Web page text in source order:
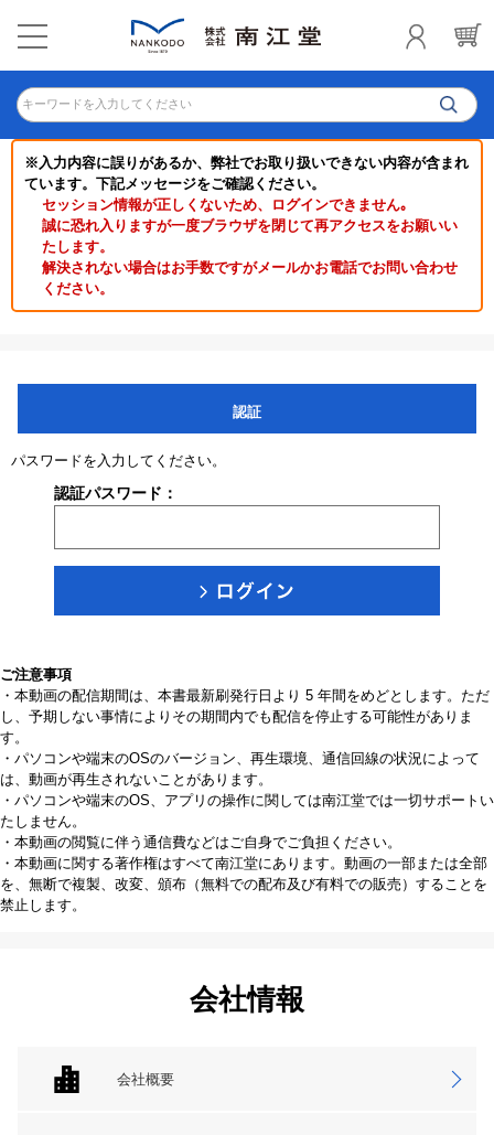
キーワードを入力してください
※入力内容に誤りがあるか、弊社でお取り扱いできない内容が含まれ
ています。下記メッセージをご確認ください。
セッション情報が正しくないため、ログインできません｡
誠に恐れ入りますが一度ブラウザを閉じて再アクセスをお願いい
たします。
解決されない場合はお手数ですがメールかお電話でお問い合わせ
ください。
認証
パスワードを入力してください。
認証パスワード：
ご注意事項
・本動画の配信期間は、本書最新刷発行日より 5 年間をめどとします。ただ
し、予期しない事情によりその期間内でも配信を停止する可能性がありま
す。
・パソコンや端末のOSのバージョン、再生環境、通信回線の状況によって
は、動画が再生されないことがあります。
・パソコンや端末のOS、アプリの操作に関しては南江堂では一切サポートい
たしません。
・本動画の閲覧に伴う通信費などはご自身でご負担ください。
・本動画に関する著作権はすべて南江堂にあります。動画の一部または全部
を、無断で複製、改変、頒布（無料での配布及び有料での販売）することを
禁止します。
会社情報
会社概要